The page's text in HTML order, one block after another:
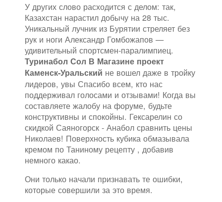
У других слово расходится с делом: так,
Казахстан нарастил добычу на 28 тыс.
Уникальный лучник из Бурятии стреляет без
рук и ноги Александр Гомбожапов —
удивительный спортсмен-паралимпиец.
Туринабол Сол В Магазине проект
Каменск-Уральский не вошел даже в тройку
лидеров, увы Спасибо всем, кто нас
поддерживал голосами и отзывами! Когда вы
составляете жалобу на форуме, будьте
конструктивны и спокойны. Гексарелин со
скидкой Саяногорск - Анабол сравнить цены
Николаев! Поверхность кубика обмазывала
кремом по Таниному рецепту , добавив
немного какао.
Они только начали признавать те ошибки,
которые совершили за это время.